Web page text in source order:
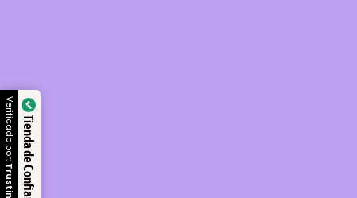
Tienda de Confianza
Verificado por: